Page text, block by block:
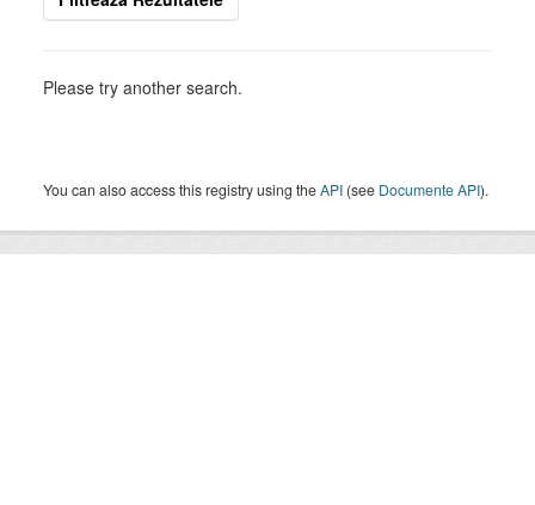
Please try another search.
You can also access this registry using theAPI (see Documente API).